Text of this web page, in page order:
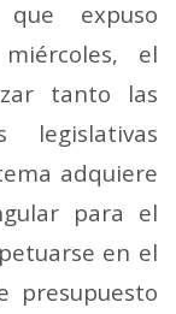
que expuso
el
tanto las
legislativas
adquiere
para el
en el
presupuesto